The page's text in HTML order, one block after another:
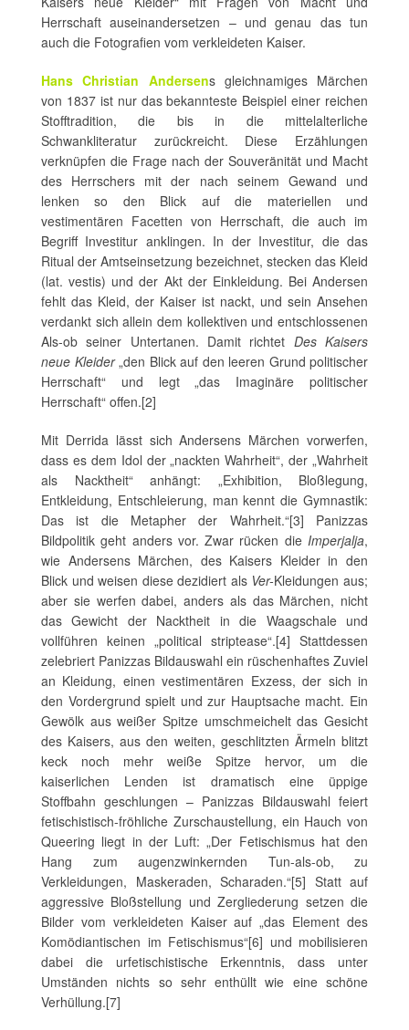
Herrschaft auseinandersetzen – und genau das tun
auch die Fotografien vom verkleideten Kaiser.
Hans Christian Andersens gleichnamiges Märchen
von 1837 ist nur das bekannteste Beispiel einer reichen
Stofftradition, die bis in die mittelalterliche
Schwankliteratur zurückreicht. Diese Erzählungen
verknüpfen die Frage nach der Souveränität und Macht
des Herrschers mit der nach seinem Gewand und
lenken so den Blick auf die materiellen und
vestimentären Facetten von Herrschaft, die auch im
Begriff Investitur anklingen. In der Investitur, die das
Ritual der Amtseinsetzung bezeichnet, stecken das Kleid
(lat. vestis) und der Akt der Einkleidung. Bei Andersen
fehlt das Kleid, der Kaiser ist nackt, und sein Ansehen
verdankt sich allein dem kollektiven und entschlossenen
Als-ob seiner Untertanen. Damit richtet Des Kaisers
neue Kleider„den Blick auf den leeren Grund politischer
Herrschaft“ und legt „das Imaginäre politischer
Herrschaft“ offen.[2]
Mit Derrida lässt sich Andersens Märchen vorwerfen,
dass es dem Idol der „nackten Wahrheit“, der „Wahrheit
als Nacktheit“ anhängt: „Exhibition, Bloßlegung,
Entkleidung, Entschleierung, man kennt die Gymnastik:
Das ist die Metapher der Wahrheit.“[3] Panizzas
Bildpolitik geht anders vor. Zwar rücken die Imperjalja,
wie Andersens Märchen, des Kaisers Kleider in den
Blick und weisen diese dezidiert als Ver-Kleidungen aus;
aber sie werfen dabei, anders als das Märchen, nicht
das Gewicht der Nacktheit in die Waagschale und
vollführen keinen „political striptease“.[4] Stattdessen
zelebriert Panizzas Bildauswahl ein rüschenhaftes Zuviel
an Kleidung, einen vestimentären Exzess, der sich in
den Vordergrund spielt und zur Hauptsache macht. Ein
Gewölk aus weißer Spitze umschmeichelt das Gesicht
des Kaisers, aus den weiten, geschlitzten Ärmeln blitzt
keck noch mehr weiße Spitze hervor, um die
kaiserlichen Lenden ist dramatisch eine üppige
Stoffbahn geschlungen – Panizzas Bildauswahl feiert
fetischistisch-fröhliche Zurschaustellung, ein Hauch von
Queering liegt in der Luft: „Der Fetischismus hat den
Hang zum augenzwinkernden Tun-als-ob, zu
Verkleidungen, Maskeraden, Scharaden.“[5] Statt auf
aggressive Bloßstellung und Zergliederung setzen die
Bilder vom verkleideten Kaiser auf „das Element des
Komödiantischen im Fetischismus“[6] und mobilisieren
dabei die urfetischistische Erkenntnis, dass unter
Umständen nichts so sehr enthüllt wie eine schöne
Verhüllung.[7]